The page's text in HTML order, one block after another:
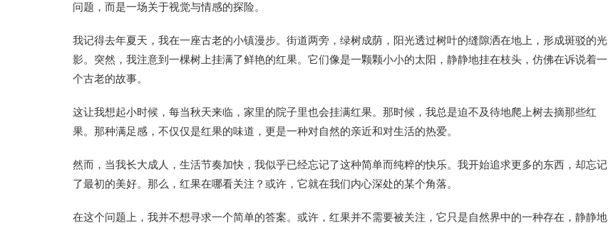
问题，而是一场关于视觉与情感的探险。
我记得去年夏天，我在一座古老的小镇漫步。街道两旁，绿树成荫，阳光透过树叶的缝隙洒在地上，形成斑驳的光
影。突然，我注意到一棵树上挂满了鲜艳的红果。它们像是一颗颗小小的太阳，静静地挂在枝头，仿佛在诉说着一
个古老的故事。
这让我想起小时候，每当秋天来临，家里的院子里也会挂满红果。那时候，我总是迫不及待地爬上树去摘那些红
果。那种满足感，不仅仅是红果的味道，更是一种对自然的亲近和对生活的热爱。
然而，当我长大成人，生活节奏加快，我似乎已经忘记了这种简单而纯粹的快乐。我开始追求更多的东西，却忘记
了最初的美好。那么，红果在哪看关注？或许，它就在我们内心深处的某个角落。
在这个问题上，我并不想寻求一个简单的答案。或许，红果并不需要被关注，它只是自然界中的一种存在，静静地